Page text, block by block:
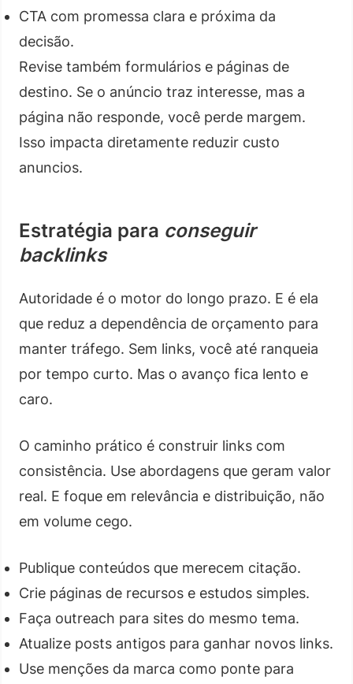
CTA com promessa clara e próxima da
decisão.
Revise também formulários e páginas de
destino. Se o anúncio traz interesse, mas a
página não responde, você perde margem.
Isso impacta diretamente reduzir custo
anuncios.
Estratégia para conseguir
backlinks
Autoridade é o motor do longo prazo. E é ela
que reduz a dependência de orçamento para
manter tráfego. Sem links, você até ranqueia
por tempo curto. Mas o avanço fica lento e
caro.
O caminho prático é construir links com
consistência. Use abordagens que geram valor
real. E foque em relevância e distribuição, não
em volume cego.
Publique conteúdos que merecem citação.
Crie páginas de recursos e estudos simples.
Faça outreach para sites do mesmo tema.
Atualize posts antigos para ganhar novos links.
Use menções da marca como ponte para